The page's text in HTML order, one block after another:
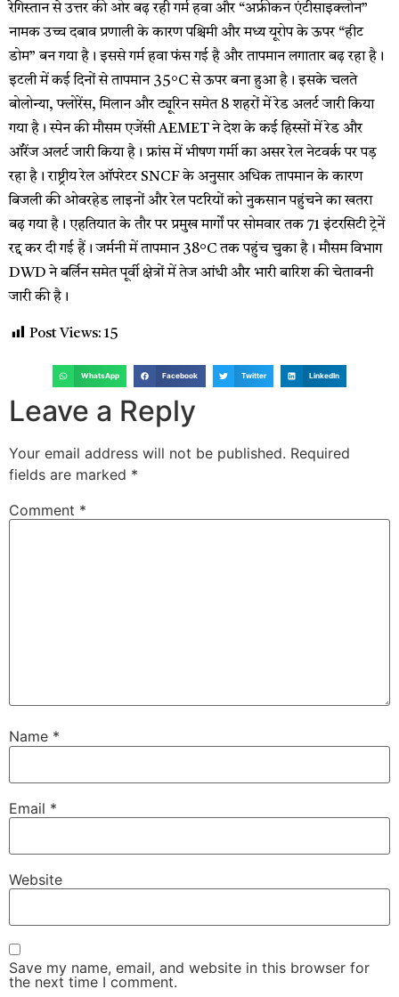
रेगिस्तान से उत्तर की ओर बढ़ रही गर्म हवा और “अफ्रीकन एंटीसाइक्लोन”
नामक उच्च दबाव प्रणाली के कारण पश्चिमी और मध्य यूरोप के ऊपर “हीट
डोम” बन गया है। इससे गर्म हवा फंस गई है और तापमान लगातार बढ़ रहा है।
इटली में कई दिनों से तापमान 35°C से ऊपर बना हुआ है। इसके चलते
बोलोन्या, फ्लोरेंस, मिलान और ट्यूरिन समेत 8 शहरों में रेड अलर्ट जारी किया
गया है। स्पेन की मौसम एजेंसी AEMET ने देश के कई हिस्सों में रेड और
ऑरेंज अलर्ट जारी किया है। फ्रांस में भीषण गर्मी का असर रेल नेटवर्क पर पड़
रहा है। राष्ट्रीय रेल ऑपरेटर SNCF के अनुसार अधिक तापमान के कारण
बिजली की ओवरहेड लाइनों और रेल पटरियों को नुकसान पहुंचने का खतरा
बढ़ गया है। एहतियात के तौर पर प्रमुख मार्गों पर सोमवार तक 71 इंटरसिटी ट्रेनें
रद्द कर दी गई हैं। जर्मनी में तापमान 38°C तक पहुंच चुका है। मौसम विभाग
DWD ने बर्लिन समेत पूर्वी क्षेत्रों में तेज आंधी और भारी बारिश की चेतावनी
जारी की है।
Post Views: 15
WhatsApp Facebook Twitter LinkedIn
Leave a Reply
Your email address will not be published. Required
fields are marked *
Comment *
Name *
Email *
Website
Save my name, email, and website in this browser for
the next time I comment.